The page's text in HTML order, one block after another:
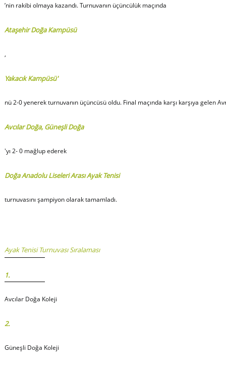
’nin rakibi olmaya kazandı. Turnuvanın üçüncülük maçında
Ataşehir Doğa Kampüsü
,
Yakacık Kampüsü'
nü 2-0 yenerek turnuvanın üçüncüsü oldu. Final maçında karşı karşıya gelen
Avcılar Doğa, Güneşli Doğa
'yı 2- 0 mağlup ederek
Doğa Anadolu Liseleri Arası Ayak Tenisi
turnuvasını şampiyon olarak tamamladı.
Ayak Tenisi Turnuvası Sıralaması
1.
Avcılar Doğa Koleji
2.
Güneşli Doğa Koleji